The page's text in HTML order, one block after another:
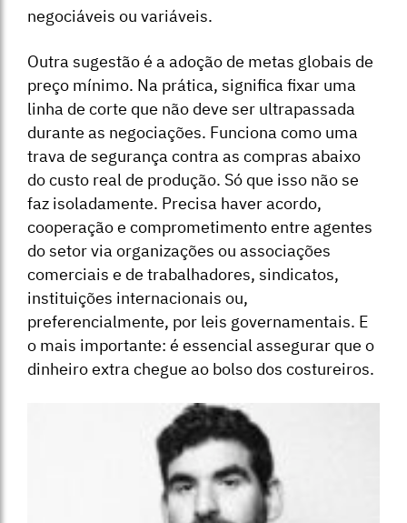
negociáveis ou variáveis.
Outra sugestão é a adoção de metas globais de
preço mínimo. Na prática, significa fixar uma
linha de corte que não deve ser ultrapassada
durante as negociações. Funciona como uma
trava de segurança contra as compras abaixo
do custo real de produção. Só que isso não se
faz isoladamente. Precisa haver acordo,
cooperação e comprometimento entre agentes
do setor via organizações ou associações
comerciais e de trabalhadores, sindicatos,
instituições internacionais ou,
preferencialmente, por leis governamentais. E
o mais importante: é essencial assegurar que o
dinheiro extra chegue ao bolso dos costureiros.